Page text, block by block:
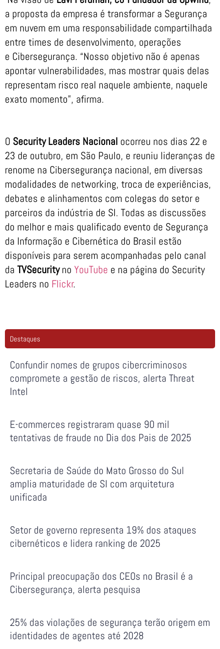
a proposta da empresa é transformar a Segurança
em nuvem em uma responsabilidade compartilhada
entre times de desenvolvimento, operações
e Cibersegurança. “Nosso objetivo não é apenas
apontar vulnerabilidades, mas mostrar quais delas
representam risco real naquele ambiente, naquele
exato momento”, afirma.
O Security Leaders Nacional ocorreu nos dias 22 e
23 de outubro, em São Paulo, e reuniu lideranças de
renome na Cibersegurança nacional, em diversas
modalidades de networking, troca de experiências,
debates e alinhamentos com colegas do setor e
parceiros da indústria de SI. Todas as discussões
do melhor e mais qualificado evento de Segurança
da Informação e Cibernética do Brasil estão
disponíveis para serem acompanhadas pelo canal
da TVSecurityno YouTube e na página do Security
Leaders no Flickr.
Destaques
Confundir nomes de grupos cibercriminosos
compromete a gestão de riscos, alerta Threat
Intel
E-commerces registraram quase 90 mil
tentativas de fraude no Dia dos Pais de 2025
Secretaria de Saúde do Mato Grosso do Sul
amplia maturidade de SI com arquitetura
unificada
Setor de governo representa 19% dos ataques
cibernéticos e lidera ranking de 2025
Principal preocupação dos CEOs no Brasil é a
Cibersegurança, alerta pesquisa
25% das violações de segurança terão origem em
identidades de agentes até 2028